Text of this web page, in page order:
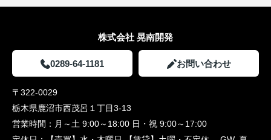
株式会社 晃南開発
0289-64-1181 お問い合わせ
〒322-0029
栃木県鹿沼市西茂呂１丁目3-13
営業時間： 月～土 9:00～18:00 日・祝 9:00～17:00